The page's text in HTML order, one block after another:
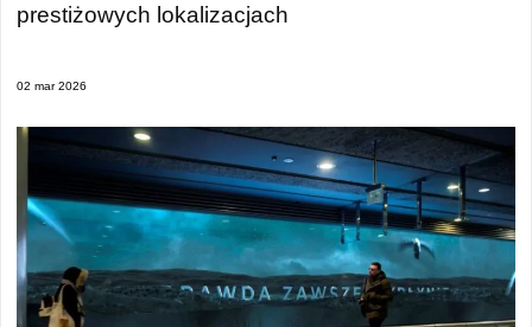
prestiżowych lokalizacjach
02 mar 2026